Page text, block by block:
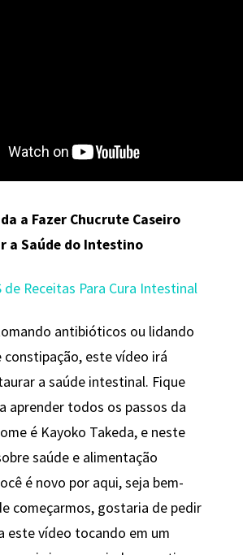
a Fazer Chucrute Caseiro
a Saúde do Intestino
de Receitas Para Cura Intestinal
antibióticos ou lidando
constipação, este vídeo irá
a saúde intestinal. Fique
aprender todos os passos da
é Kayoko Takeda, e neste
saúde e alimentação
é novo por aqui, seja bem-
começarmos, gostaria de pedir
este vídeo tocando em um